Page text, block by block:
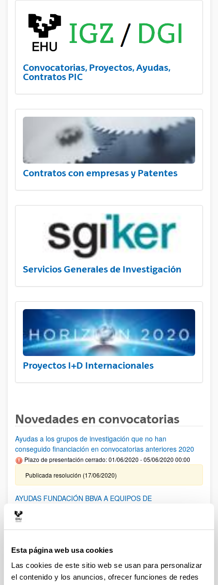
Esta página web usa cookies
Las cookies de este sitio web se usan para personalizar
el contenido y los anuncios, ofrecer funciones de redes
Convocatorias, Proyectos, Ayudas,
Contratos PIC
Contratos con empresas y Patentes
Servicios Generales de Investigación
Proyectos I+D Internacionales
Novedades en convocatorias
Ayudas a los grupos de investigación que no han
conseguido financiación en convocatorias anteriores 2020
Plazo de presentación cerrado: 01/06/2020 - 05/06/2020 00:00
Publicada resolución (17/06/2020)
AYUDAS FUNDACIÓN BBVA A EQUIPOS DE
(2020)
las 19:00